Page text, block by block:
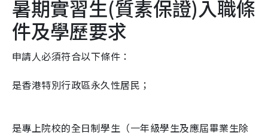
暑期實習生(質素保證)入職條
件及學歷要求
申請人必須符合以下條件：
是香港特別行政區永久性居民；
是專上院校的全日制學生（一年級學生及應屆畢業生除